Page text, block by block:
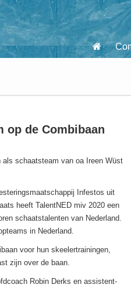
op de Combibaan
als schaatsteam van oa Ireen Wüst
Infestos uit
heeft TalentNED miv 2020 een
schaatstalenten van Nederland.
in Nederland.
voor hun skeelertrainingen,
zijn over de baan.
Robin Derks en assistent-